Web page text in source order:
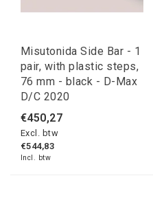
Misutonida Side Bar - 1
pair, with plastic steps,
76 mm - black - D-Max
D/C 2020
€450,27
Excl. btw
€544,83
Incl. btw